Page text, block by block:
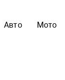
Авто Мото